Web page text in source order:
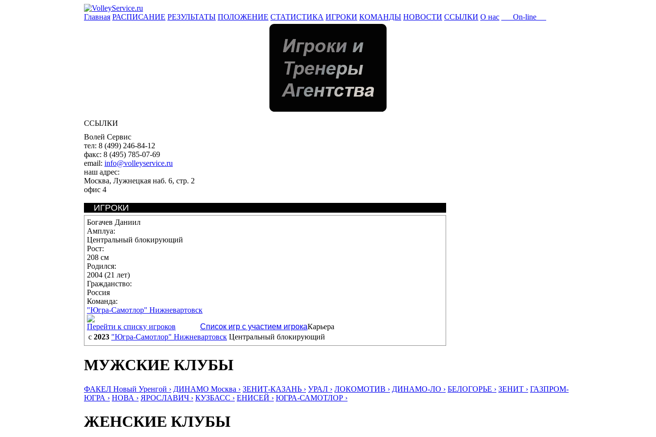
Главная РАСПИСАНИЕ РЕЗУЛЬТАТЫ ПОЛОЖЕНИЕ СТАТИСТИКА ИГРОКИ КОМАНДЫ НОВОСТИ ССЫЛКИ О нас On-line
ССЫЛКИ
Волей Сервис
тел: 8 (499) 246-84-12
факс: 8 (495) 785-07-69
email: info@volleyservice.ru
наш адрес:
Москва, Лужнецкая наб. 6, стр. 2
офис 4
ИГРОКИ
Богачев Даниил
Амплуа:
Центральный блокирующий
Рост:
208 см
Родился:
2004 (21 лет)
Гражданство:
Россия
Команда:
"Югра-Самотлор" Нижневартовск
Перейти к списку игроков
Список игр с участием игрокаКарьера
с 2023 "Югра-Самотлор" Нижневартовск Центральный блокирующий
МУЖСКИЕ КЛУБЫ
ФАКЕЛ Новый Уренгой › ДИНАМО Москва › ЗЕНИТ-КАЗАНЬ › УРАЛ › ЛОКОМОТИВ › ДИНАМО-ЛО › БЕЛОГОРЬЕ › ЗЕНИТ › ГАЗПРОМ-
ЮГРА › НОВА › ЯРОСЛАВИЧ › КУЗБАСС › ЕНИСЕЙ › ЮГРА-САМОТЛОР ›
ЖЕНСКИЕ КЛУБЫ